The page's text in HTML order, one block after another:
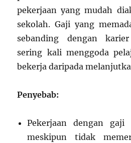
pekerjaan yang mudah
sekolah. Gaji yang
sebanding dengan
sering kali menggoda
bekerja daripada
Penyebab:
Pekerjaan dengan
meskipun tidak